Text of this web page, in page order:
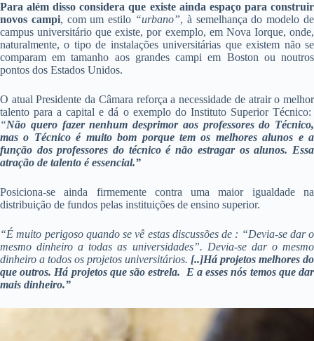
Para além disso considera que existe ainda espaço para construir
novos campi, com um estilo “urbano”, à semelhança do modelo de
campus universitário que existe, por exemplo, em Nova Iorque, onde,
naturalmente, o tipo de instalações universitárias que existem não se
comparam em tamanho aos grandes campi em Boston ou noutros
pontos dos Estados Unidos.
O atual Presidente da Câmara reforça a necessidade de atrair o melhor
talento para a capital e dá o exemplo do Instituto Superior Técnico:
“Não quero fazer nenhum desprimor aos professores do Técnico,
mas o Técnico é muito bom porque tem os melhores alunos e a
função dos professores do técnico é não estragar os alunos. Essa
atração de talento é essencial.”
Posiciona-se ainda firmemente contra uma maior igualdade na
distribuição de fundos pelas instituições de ensino superior.
“É muito perigoso quando se vê estas discussões de : “Devia-se dar o
mesmo dinheiro a todas as universidades”. Devia-se dar o mesmo
dinheiro a todos os projetos universitários. [..]Há projetos melhores do
que outros. Há projetos que são estrela. E a esses nós temos que dar
mais dinheiro.”